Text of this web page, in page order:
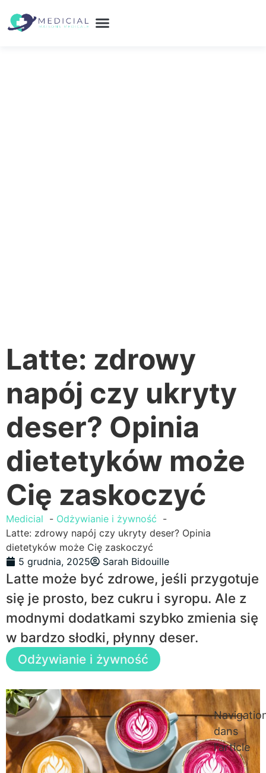
Latte: zdrowy
napój czy ukryty
deser? Opinia
dietetyków może
Cię zaskoczyć
Medicial
Odżywianie i żywność
Latte: zdrowy napój czy ukryty deser? Opinia
dietetyków może Cię zaskoczyć
5 grudnia, 2025
Sarah Bidouille
Latte może być zdrowe, jeśli przygotuje
się je prosto, bez cukru i syropu. Ale z
modnymi dodatkami szybko zmienia się
w bardzo słodki, płynny deser.
Odżywianie i żywność
dans
l'article